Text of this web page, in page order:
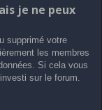
je ne peux
supprimé votre
les membres
Si cela vous
sur le forum.